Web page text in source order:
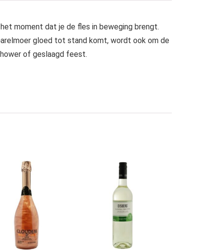
moment dat je de fles in beweging brengt.
gloed tot stand komt, wordt ook om de
of geslaagd feest.